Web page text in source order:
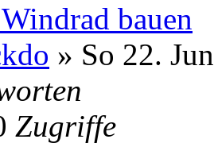
bauen
» So 22.
Zugriffe